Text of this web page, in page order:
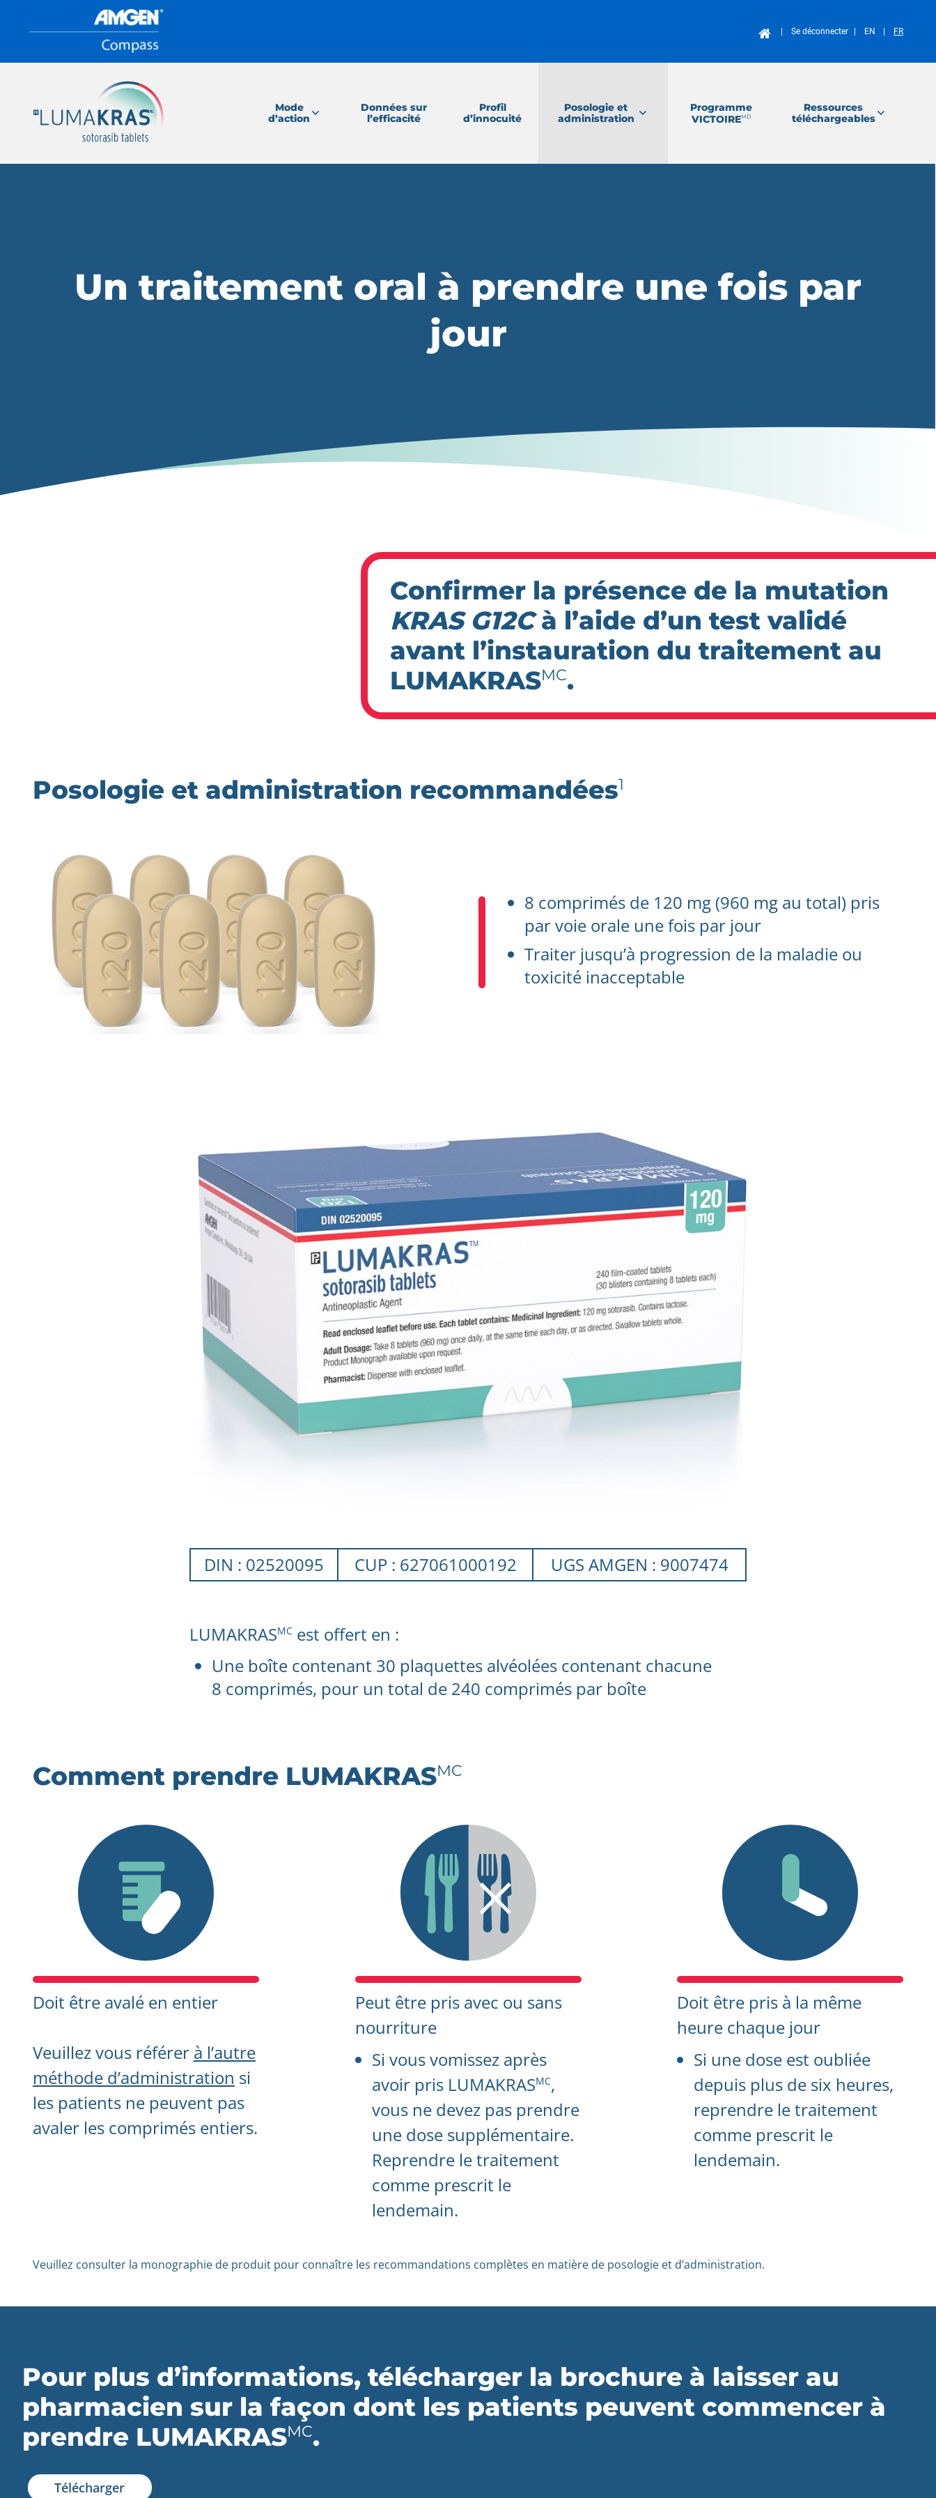
Se déconnecter EN FR
Mode
d’action
Données sur
l’efficacité
Profil
d’innocuité
Posologie et
administration
Programme
VICTOIREMD
Ressources
téléchargeables
Un traitement oral à prendre une fois par
jour
Confirmer la présence de la mutation
KRAS G12Cà l’aide d’un test validé
avant l’instauration du traitement au
LUMAKRASMC.
Posologie et administration recommandées1
8 comprimés de 120 mg (960 mg au total) pris
par voie orale une fois par jour
Traiter jusqu’à progression de la maladie ou
toxicité inacceptable
DIN : 02520095 CUP : 627061000192 UGS AMGEN : 9007474
LUMAKRASMC est offert en :
Une boîte contenant 30 plaquettes alvéolées contenant chacune
8 comprimés, pour un total de 240 comprimés par boîte
Comment prendre LUMAKRASMC
Doit être avalé en entier
Veuillez vous référer à l’autre
méthode d’administration si
les patients ne peuvent pas
avaler les comprimés entiers.
Peut être pris avec ou sans
nourriture
Si vous vomissez après
avoir pris LUMAKRASMC,
vous ne devez pas prendre
une dose supplémentaire.
Reprendre le traitement
comme prescrit le
lendemain.
Doit être pris à la même
heure chaque jour
Si une dose est oubliée
depuis plus de six heures,
reprendre le traitement
comme prescrit le
lendemain.
Veuillez consulter la monographie de produit pour connaître les recommandations complètes en matière de posologie et d’administration.
Pour plus d’informations, télécharger la brochure à laisser au
pharmacien sur la façon dont les patients peuvent commencer à
prendre LUMAKRASMC.
Télécharger